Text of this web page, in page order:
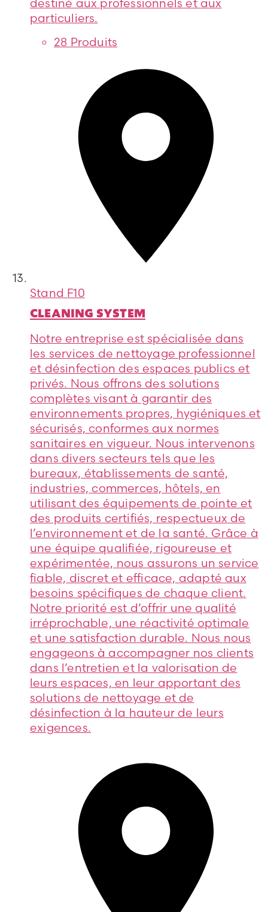
destiné aux professionnels et aux
particuliers.
28 Produits
Stand F10
CLEANING SYSTEM
Notre entreprise est spécialisée dans
les services de nettoyage professionnel
et désinfection des espaces publics et
privés. Nous offrons des solutions
complètes visant à garantir des
environnements propres, hygiéniques et
sécurisés, conformes aux normes
sanitaires en vigueur. Nous intervenons
dans divers secteurs tels que les
bureaux, établissements de santé,
industries, commerces, hôtels, en
utilisant des équipements de pointe et
des produits certifiés, respectueux de
l’environnement et de la santé. Grâce à
une équipe qualifiée, rigoureuse et
expérimentée, nous assurons un service
fiable, discret et efficace, adapté aux
besoins spécifiques de chaque client.
Notre priorité est d’offrir une qualité
irréprochable, une réactivité optimale
et une satisfaction durable. Nous nous
engageons à accompagner nos clients
dans l’entretien et la valorisation de
leurs espaces, en leur apportant des
solutions de nettoyage et de
désinfection à la hauteur de leurs
exigences.